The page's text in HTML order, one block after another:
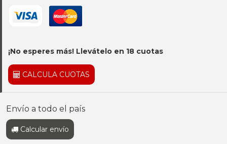
¡No esperes más! Llevátelo en 18 cuotas
CALCULA CUOTAS
Envío a todo el país
Calcular envío